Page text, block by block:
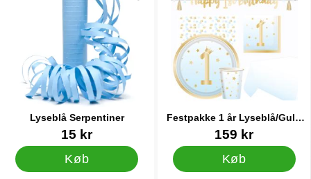
Lyseblå Serpentiner
Varenr 1251015 kr
Køb
Festpakke 1 år Lyseblå/Guld
35-pak
Varenr 87240159 kr
Køb